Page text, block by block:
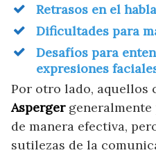
Retrasos en el habla
Dificultades para
Desafíos para
expresiones
Por otro lado, aquellos
Aspergergeneralmente
de manera efectiva,
sutilezas de la